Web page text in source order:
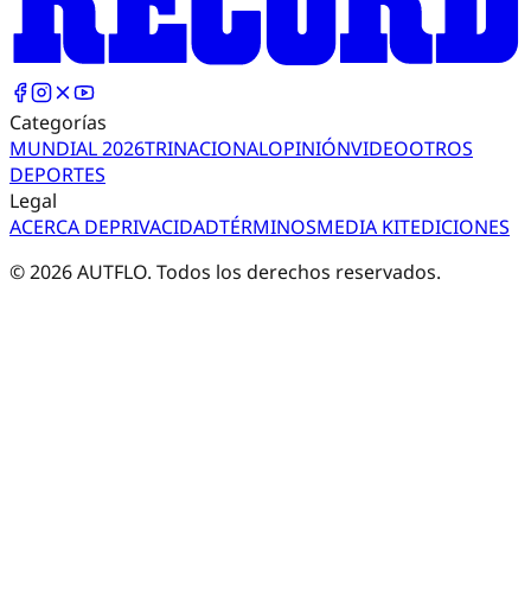
Categorías
MUNDIAL 2026TRINACIONALOPINIÓNVIDEOOTROS
DEPORTES
Legal
ACERCA DEPRIVACIDADTÉRMINOSMEDIA KITEDICIONES
©2026AUTFLO. Todos los derechos reservados.